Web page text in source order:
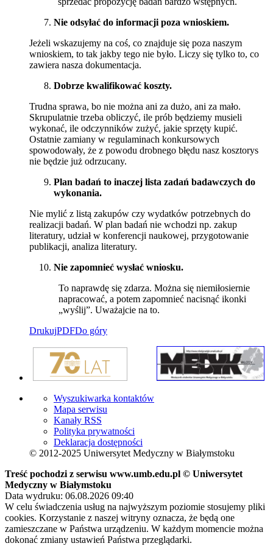
Nie odsyłać do informacji poza wnioskiem.
Jeżeli wskazujemy na coś, co znajduje się poza naszym
wnioskiem, to tak jakby tego nie było. Liczy się tylko to, co
zawiera nasza dokumentacja.
Dobrze kwalifikować koszty.
Trudna sprawa, bo nie można ani za dużo, ani za mało.
Skrupulatnie trzeba obliczyć, ile prób będziemy musieli
wykonać, ile odczynników zużyć, jakie sprzęty kupić.
Ostatnie zamiany w regulaminach konkursowych
spowodowały, że z powodu drobnego błędu nasz kosztorys
nie będzie już odrzucany.
Plan badań to inaczej lista zadań badawczych do
wykonania.
Nie mylić z listą zakupów czy wydatków potrzebnych do
realizacji badań. W plan badań nie wchodzi np. zakup
literatury, udział w konferencji naukowej, przygotowanie
publikacji, analiza literatury.
Nie zapomnieć wysłać wniosku.
To naprawdę się zdarza. Można się niemiłosiernie
napracować, a potem zapomnieć nacisnąć ikonki
„wyślij”. Uważajcie na to.
DrukujPDFDo góry
Wyszukiwarka kontaktów
Mapa serwisu
Kanały RSS
Polityka prywatności
Deklaracja dostępności
© 2012-2025 Uniwersytet Medyczny w Białymstoku
Treść pochodzi z serwisu www.umb.edu.pl © Uniwersytet
Medyczny w Białymstoku
Data wydruku: 06.08.2026 09:40
W celu świadczenia usług na najwyższym poziomie stosujemy pliki
cookies. Korzystanie z naszej witryny oznacza, że będą one
zamieszczane w Państwa urządzeniu. W każdym momencie można
dokonać zmiany ustawień Państwa przeglądarki.